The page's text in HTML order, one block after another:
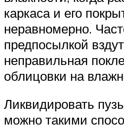
каркаса и его
неравномерно.
предпосылкой
неправильная
облицовки на
Ликвидировать
можно такими